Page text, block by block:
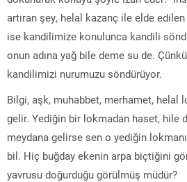
artıran şey, helal kazanç ile elde
ise kandilimize konulunca kandili
onun adına yağ bile deme su de.
kandilimizi nurumuzu söndürüyor.
Bilgi, aşk, muhabbet, merhamet, helal
gelir. Yediğin bir lokmadan haset, hile
meydana gelirse sen o yediğin
bil. Hiç buğday ekenin arpa biçtiğini
yavrusu doğurduğu görülmüş müdür?